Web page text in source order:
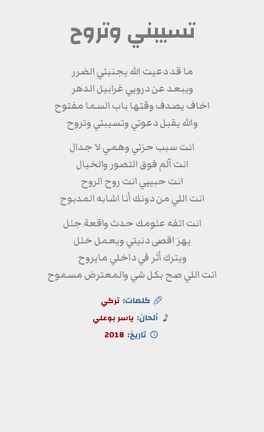
تسيبني وتروح
ما قد دعيت الله يجنبني الضرر
ويبعد عن دروبي غرابيل الدهر
اخاف يصدف وقتها باب السما مفتوح
والله يقبل دعوتي وتسيبني وتروح
انت سبب حزني وهمي لا جدال
انت آلم فوق التصور والخيال
انت حبيبي انت روح الروح
انت اللي من دونك أنا اشابه المدبوح
انت اتفه علومك حدث واقعة جلل
يهز اقصى دنيتي ويعمل خلل
ويترك أثر في داخلي مايروح
انت اللي صح بكل شي والمعترض مسموح
كلمات: تركي
ألحان: ياسر بوعلي
تاريخ: 2018